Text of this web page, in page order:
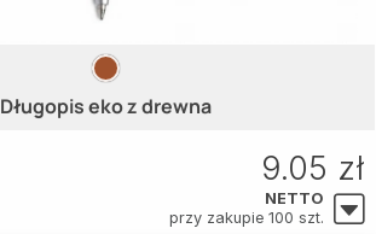
Długopis eko z drewna
9.05 zł
NETTO
przy zakupie 100 szt.